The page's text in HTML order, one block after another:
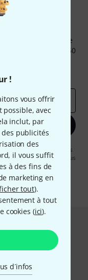
!
vous offrir
avec
inclut, par
publicités
des
il vous suffit
à des fins de
marketing en
tout).
à tout
cookies (ici).
d´infos
et, avec un peu de
d'une valeur de 50
Aperçus Thomann
de recevoir des
à tout moment. Vous
dans notrePolitique de